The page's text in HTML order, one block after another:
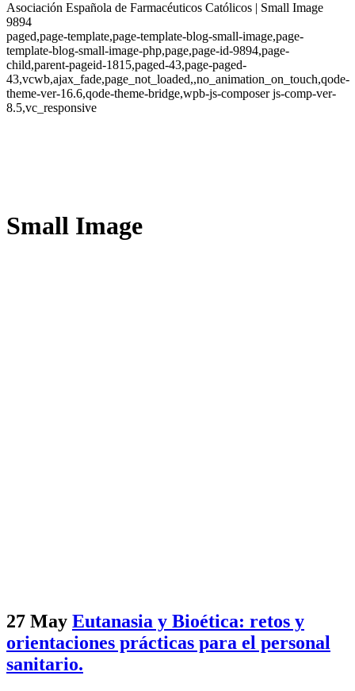
Asociación Española de Farmacéuticos Católicos | Small Image
9894
paged,page-template,page-template-blog-small-image,page-
template-blog-small-image-php,page,page-id-9894,page-
child,parent-pageid-1815,paged-43,page-paged-
43,vcwb,ajax_fade,page_not_loaded,,no_animation_on_touch,qode-
theme-ver-16.6,qode-theme-bridge,wpb-js-composer js-comp-ver-
8.5,vc_responsive
Small Image
27 May Eutanasia y Bioética: retos y
orientaciones prácticas para el personal
sanitario.